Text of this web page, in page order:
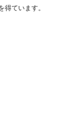
得ています。